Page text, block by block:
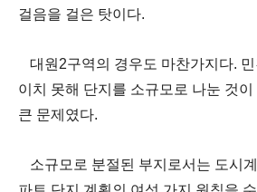
걸음을 걸은 탓이다.
대원 2구역의 경우도 마찬가지다.
이치 못해 단지를 소규모로 나눈 것이
큰 문제였다.
소규모로 분절된 부지로서는 도시